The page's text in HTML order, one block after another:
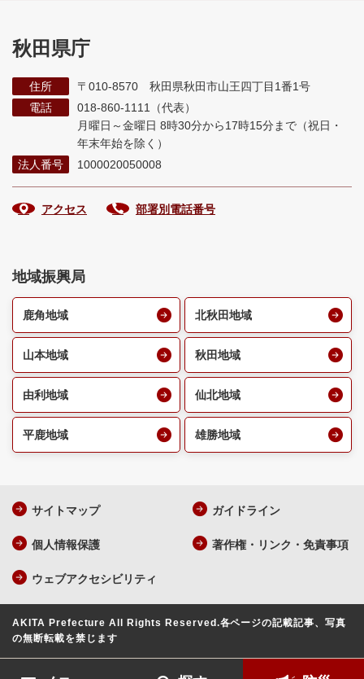
秋田県庁
住所
〒010-8570 秋田県秋田市山王四丁目1番1号
電話
018-860-1111（代表）
月曜日～金曜日 8時30分から17時15分まで （祝日・
年末年始を除く）
法人番号
1000020050008
アクセス 部署別電話番号
地域振興局
鹿角地域 北秋田地域
山本地域 秋田地域
由利地域 仙北地域
平鹿地域 雄勝地域
サイトマップ ガイドライン
個人情報保護 著作権・リンク・免責事項
ウェブアクセシビリティ
AKITA Prefecture All Rights Reserved.各ページの記載記事、写真
の無断転載を禁じます